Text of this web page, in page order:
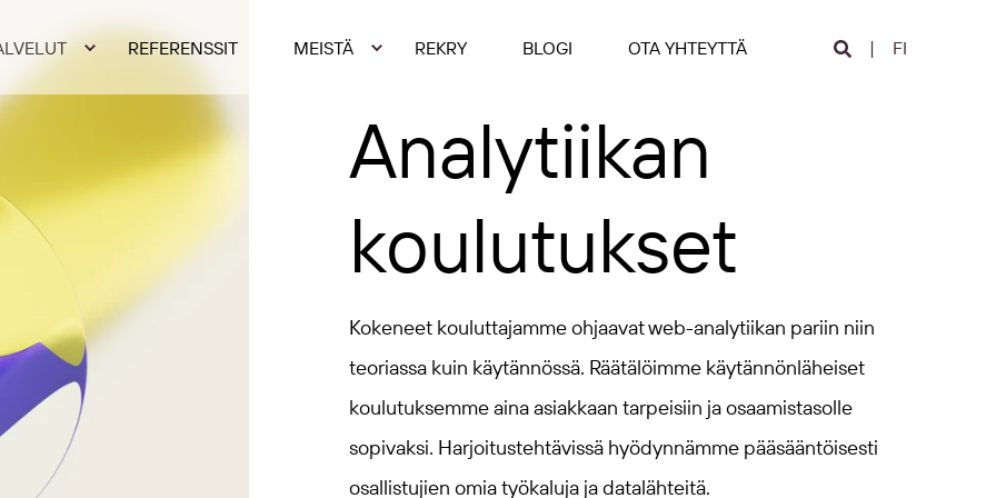
REFERENSSIT MEISTÄ REKRY BLOGI OTA YHTEYTTÄ FI
Analytiikan
koulutukset
Kokeneet kouluttajamme ohjaavat web-analytiikan pariin niin
teoriassa kuin käytännössä. Räätälöimme käytännönläheiset
koulutuksemme aina asiakkaan tarpeisiin ja osaamistasolle
sopivaksi. Harjoitustehtävissä hyödynnämme pääsääntöisesti
osallistujien omia työkaluja ja datalähteitä.